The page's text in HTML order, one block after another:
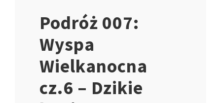
Podróż 007:
Wyspa
Wielkanocna
cz.6 – Dzikie